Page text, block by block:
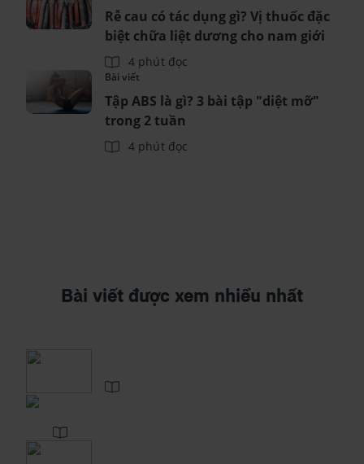
Rễ cau có tác dụng gì? Vị thuốc đặc
biệt chữa liệt dương cho nam giới
4 phút đọc
Bài viết
Tập ABS là gì? 3 bài tập "diệt mỡ"
trong 2 tuần
4 phút đọc
Bài viết được xem nhiều nhất